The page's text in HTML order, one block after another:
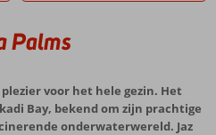
Palms
plezier voor het hele gezin. Het
Bay, bekend om zijn prachtige
onderwaterwereld. Jaz